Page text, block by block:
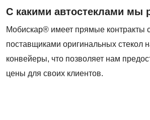
С какими автостеклами мы
Мобискар® имеет прямые контракты
поставщиками оригинальных стекол
конвейеры, что позволяет нам
цены для своих клиентов.